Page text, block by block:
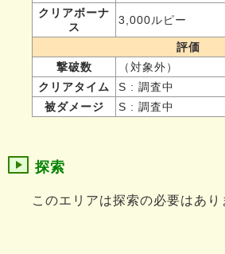
クリアボーナ
ス
3,000ルピー
評価
撃破数
（対象外）
クリアタイム
S : 調査中
被ダメージ
S : 調査中
探索
このエリアは探索の必要はあり